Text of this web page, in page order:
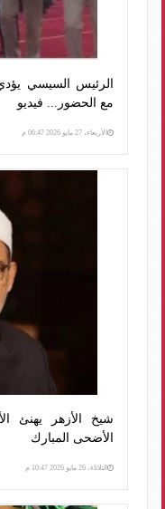
الرئيس السيسي
مع الحضور... فيديو
الأربعاء، 27 مايو 2026 06:47 م
شيخ الأزهر يهنئ
الأضحى المبارك
الثلاثاء، 26 مايو 2026 10:47 م